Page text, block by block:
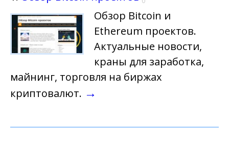
Обзор Bitcoin и
Ethereum проектов.
Актуальные новости,
краны для заработка,
майнинг, торговля на биржах
криптовалют. →